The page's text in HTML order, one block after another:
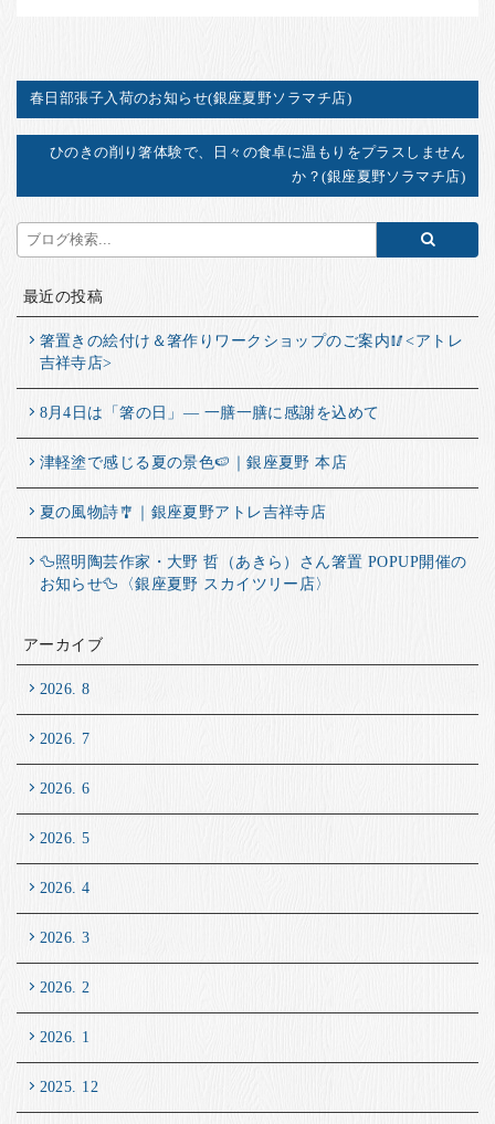
春日部張子入荷のお知らせ(銀座夏野ソラマチ店)
ひのきの削り箸体験で、日々の食卓に温もりをプラスしません
か？(銀座夏野ソラマチ店)
最近の投稿
箸置きの絵付け＆箸作りワークショップのご案内🥢<アトレ
吉祥寺店>
8月4日は「箸の日」― 一膳一膳に感謝を込めて
津軽塗で感じる夏の景色🍉｜銀座夏野 本店
夏の風物詩🎐｜銀座夏野アトレ吉祥寺店
🦆照明陶芸作家・大野 哲（あきら）さん箸置 POPUP開催の
お知らせ🦆〈銀座夏野 スカイツリー店〉
アーカイブ
2026. 8
2026. 7
2026. 6
2026. 5
2026. 4
2026. 3
2026. 2
2026. 1
2025. 12